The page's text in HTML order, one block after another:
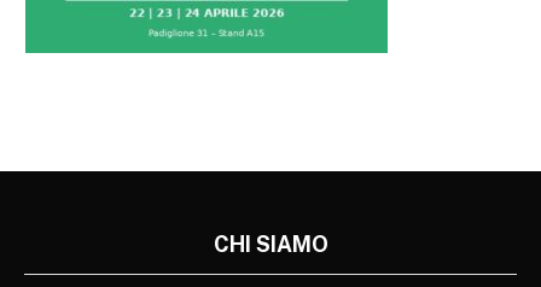
CHI SIAMO